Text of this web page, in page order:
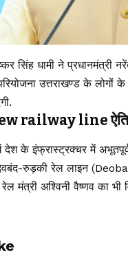
सिंह धामी ने प्रधानमंत्री
उत्तराखण्ड के लोगों
railway line
के इंफ्रास्ट्रक्चर में
देवबंद-रुड़की रेल लाइन
मंत्री अश्विनी वैष्णव का भी